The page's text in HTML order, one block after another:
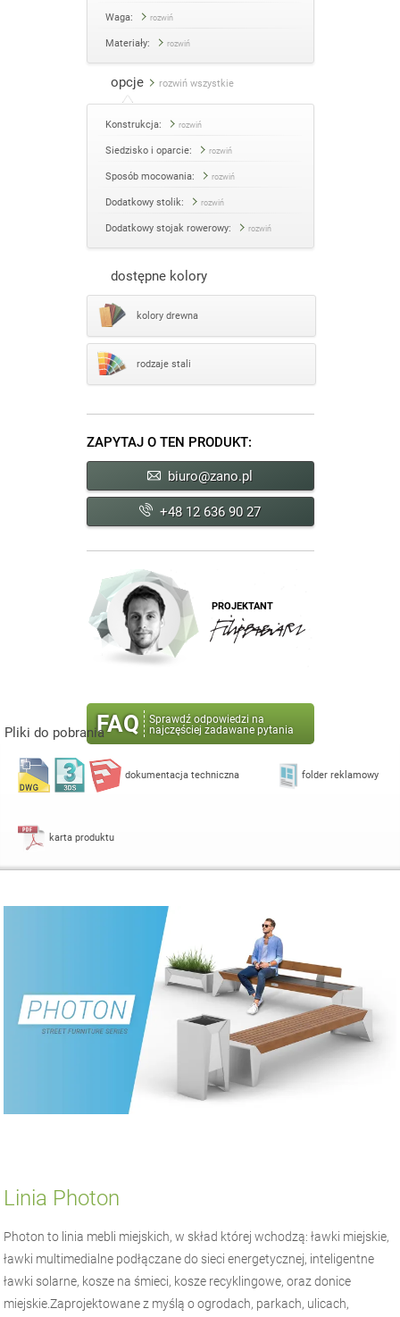
Waga: rozwiń
Materiały: rozwiń
opcje rozwiń wszystkie
Konstrukcja: rozwiń
Siedzisko i oparcie: rozwiń
Sposób mocowania: rozwiń
Dodatkowy stolik: rozwiń
Dodatkowy stojak rowerowy: rozwiń
dostępne kolory
kolory drewna
rodzaje stali
ZAPYTAJ O TEN PRODUKT:
biuro@zano.pl
+48 12 636 90 27
PROJEKTANT
FAQ
Sprawdź odpowiedzi na
najczęściej zadawane pytania
Pliki do pobrania
dokumentacja techniczna folder reklamowy
karta produktu
Linia Photon
Photon to linia mebli miejskich, w skład której wchodzą: ławki miejskie,
ławki multimedialne podłączane do sieci energetycznej, inteligentne
ławki solarne, kosze na śmieci, kosze recyklingowe, oraz donice
miejskie.Zaprojektowane z myślą o ogrodach, parkach, ulicach,